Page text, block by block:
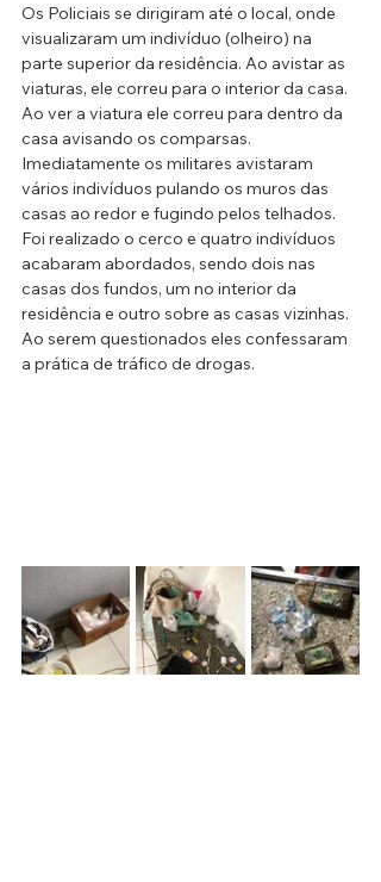
Os Policiais se dirigiram até o local, onde
visualizaram um indivíduo (olheiro) na
parte superior da residência. Ao avistar as
viaturas, ele correu para o interior da casa.
Ao ver a viatura ele correu para dentro da
casa avisando os comparsas.
Imediatamente os militares avistaram
vários indivíduos pulando os muros das
casas ao redor e fugindo pelos telhados.
Foi realizado o cerco e quatro indivíduos
acabaram abordados, sendo dois nas
casas dos fundos, um no interior da
residência e outro sobre as casas vizinhas.
Ao serem questionados eles confessaram
a prática de tráfico de drogas.